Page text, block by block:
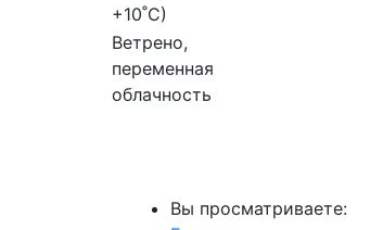
+10˚C)
Ветрено,
переменная
облачность
Вы просматриваете: